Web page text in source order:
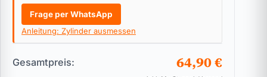
Frage per WhatsApp
Anleitung: Zylinder ausmessen
Gesamtpreis: 64,90 €